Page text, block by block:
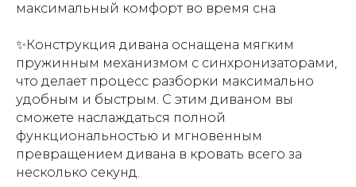
максимальный комфорт во время сна
✨Конструкция дивана оснащена мягким
пружинным механизмом с синхронизаторами,
что делает процесс разборки максимально
удобным и быстрым. С этим диваном вы
сможете наслаждаться полной
функциональностью и мгновенным
превращением дивана в кровать всего за
несколько секунд.